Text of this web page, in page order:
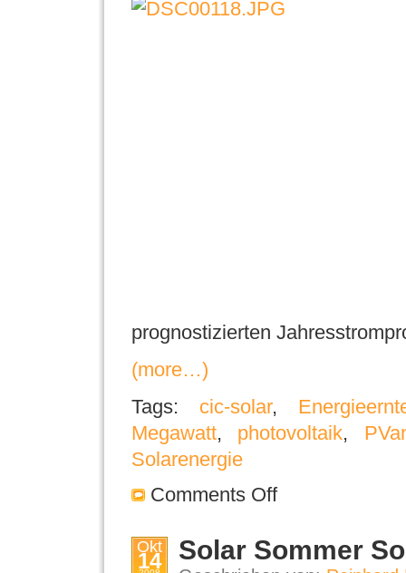
prognostizierten
(more…)
Tags: cic-solar,
Megawatt, photovoltaik,
Solarenergie
Comments Off
Okt
14 Solar Sommer